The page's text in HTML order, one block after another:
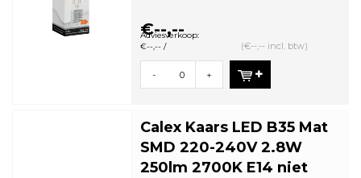
€--,--
Adviesverkoop:
€--,-- /
(€--,-- incl. btw)
- +
Calex Kaars LED B35 Mat
SMD 220-240V 2.8W
250lm 2700K E14 niet